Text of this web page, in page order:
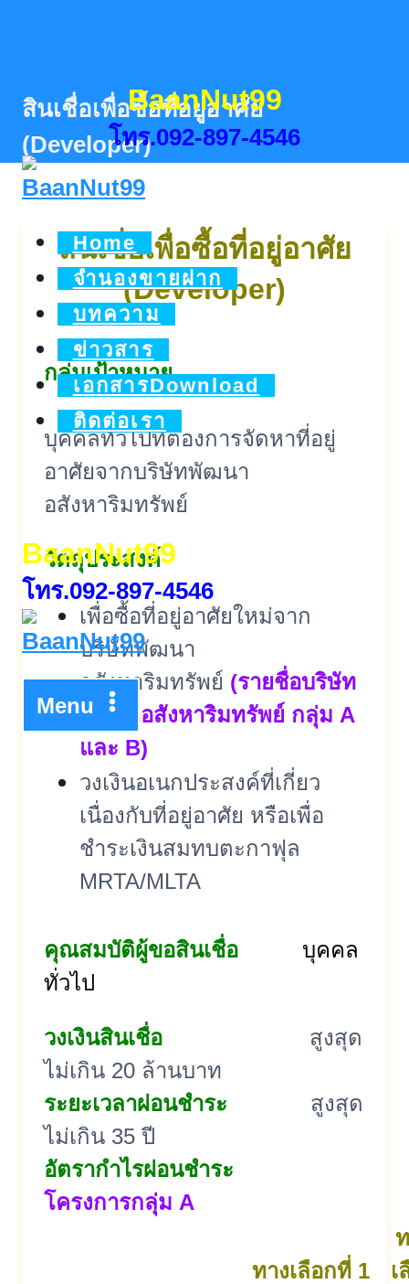
content
BaanNut99
โทร.092-897-4546
Home
จำนองขายฝาก
บทความ
ข่าวสาร
เอกสารDownload
ติดต่อเรา
BaanNut99
โทร.092-897-4546
Menu
สินเชื่อเพื่อซื้อที่อยู่อาศัย
(Developer)
สินเชื่อเพื่อซื้อที่อยู่อาศัย
(Developer)
กลุ่มเป้าหมาย
บุคคลทั่วไปที่ต้องการจัดหาที่อยู่
อาศัยจากบริษัทพัฒนา
อสังหาริมทรัพย์
วัตถุประสงค์
เพื่อซื้อที่อยู่อาศัยใหม่จาก
บริษัทพัฒนา
อสังหาริมทรัพย์ (รายชื่อบริษัท
พัฒนาอสังหาริมทรัพย์ กลุ่ม A
และ B)
วงเงินอเนกประสงค์ที่เกี่ยว
เนื่องกับที่อยู่อาศัย หรือเพื่อ
ชำระเงินสมทบตะกาฟุล
MRTA/MLTA
คุณสมบัติผู้ขอสินเชื่อ บุคคล
ทั่วไป
วงเงินสินเชื่อ สูงสุด
ไม่เกิน 20 ล้านบาท
ระยะเวลาผ่อนชำระ สูงสุด
ไม่เกิน 35 ปี
อัตรากำไรผ่อนชำระ
โครงการกลุ่ม A
ทางเลือกที่ 1
เ